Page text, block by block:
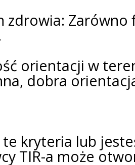
zdrowia: Zarówno
orientacji w
dobra
te kryteria lub
TIR-a może